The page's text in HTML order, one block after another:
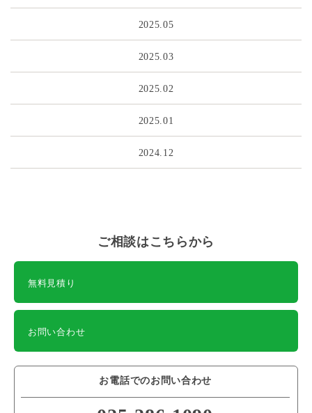
2025.05
2025.03
2025.02
2025.01
2024.12
ご相談はこちらから
無料見積り
お問い合わせ
お電話でのお問い合わせ